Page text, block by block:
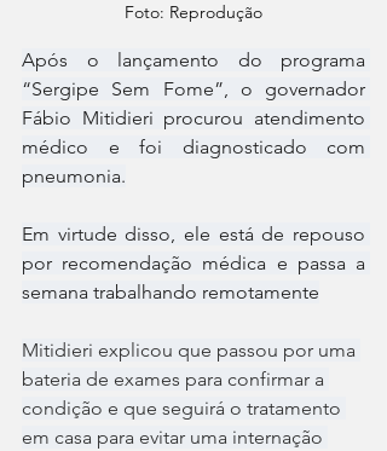
Foto: Reprodução
Após o lançamento do programa
“Sergipe Sem Fome”, o governador
Fábio Mitidieri procurou atendimento
médico e foi diagnosticado com
pneumonia.
Em virtude disso, ele está de repouso
por recomendação médica e passa a
semana trabalhando remotamente
Mitidieri explicou que passou por uma
bateria de exames para confirmar a
condição e que seguirá o tratamento
em casa para evitar uma internação